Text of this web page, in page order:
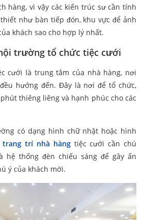
hàng, vì vậy các kiến trúc sư cần tính
như bàn tiếp đón, khu vực để ảnh
khách sao cho hợp lý nhất.
trường tổ chức tiệc cưới
cưới là trung tâm của nhà hàng, nơi
hướng đến. Đây là nơi để tổ chức,
thiêng liêng và hạnh phúc cho các
có dạng hình chữ nhật hoặc hình
trang trí nhà hàngtiệc cưới cần chú
hệ thống đèn chiếu sáng để gây ấn
ý của khách mời.